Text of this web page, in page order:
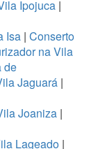
Ipojuca|
Isa| Conserto
na Vila
de
Jaguará|
Joaniza|
Lageado |